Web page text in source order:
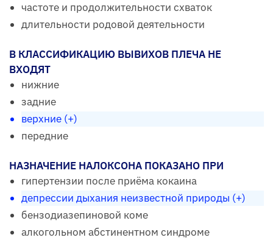
частоте и продолжительности схваток
длительности родовой деятельности
В КЛАССИФИКАЦИЮ ВЫВИХОВ ПЛЕЧА НЕ
ВХОДЯТ
нижние
задние
верхние (+)
передние
НАЗНАЧЕНИЕ НАЛОКСОНА ПОКАЗАНО ПРИ
гипертензии после приёма кокаина
депрессии дыхания неизвестной природы (+)
бензодиазепиновой коме
алкогольном абстинентном синдроме